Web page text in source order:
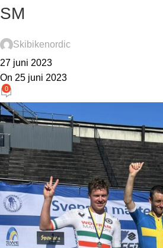
SM
Skibikenordic
27 juni 2023
On 25 juni 2023
0